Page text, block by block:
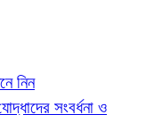
নিন
সংবর্ধনা ও